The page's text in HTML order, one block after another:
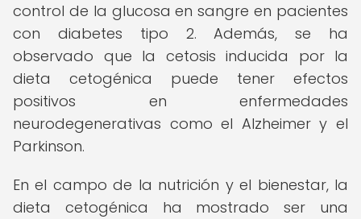
control de la glucosa en sangre en pacientes
con diabetes tipo 2. Además, se ha
observado que la cetosis inducida por la
dieta cetogénica puede tener efectos
positivos en enfermedades
neurodegenerativas como el Alzheimer y el
Parkinson.
En el campo de la nutrición y el bienestar, la
dieta cetogénica ha mostrado ser una